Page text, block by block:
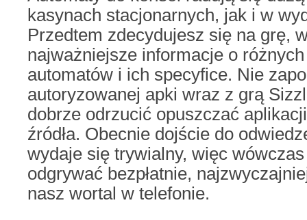
kasynach stacjonarnych, jak i w
Przedtem zdecydujesz się na grę,
najważniejsze informacje o
automatów i ich specyfice. Nie
autoryzowanej apki wraz z grą
dobrze odrzucić opuszczać
źródła. Obecnie dojście do
wydaje się trywialny, więc
odgrywać bezpłatnie,
nasz wortal w telefonie.